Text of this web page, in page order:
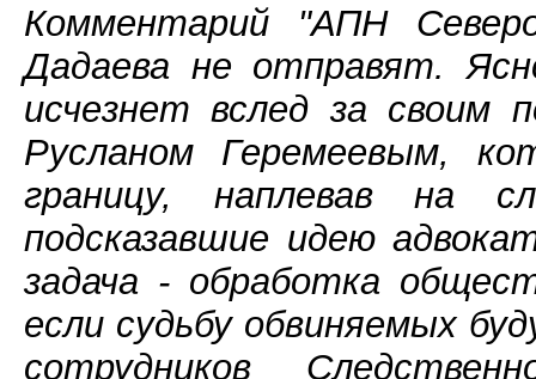
Комментарий "АПН
Дадаева не отправят.
исчезнет вслед за своим
Русланом Геремеевым,
границу, наплевав на
подсказавшие идею
задача - обработка
если судьбу обвиняемых
сотрудников